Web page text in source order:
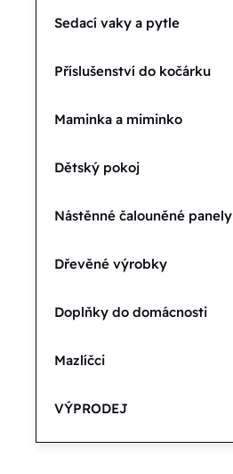
Sedací vaky a pytle
Příslušenství do kočárku
Maminka a miminko
Dětský pokoj
Nástěnné čalouněné panely
Dřevěné výrobky
Doplňky do domácnosti
Mazlíčci
VÝPRODEJ